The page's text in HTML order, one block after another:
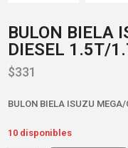
BULON BIELA
DIESEL 1.5T/
$331
BULON BIELA ISUZU
10 disponibles